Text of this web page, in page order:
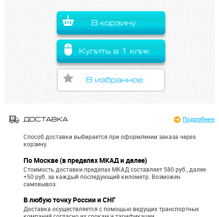
В корзину
Купить в 1 клик
В избранное
ДОСТАВКА Подробнее
Способ доставки выбирается при оформлении заказа через
корзину.
По Москве (в пределах МКАД и далее)
Стоимость доставки пределах МКАД составляет 580 руб., далее
+50 руб. за каждый последующий километр. Возможен
самовывоз.
В любую точку России и СНГ
Доставка осуществляется с помощью ведущих транспортных